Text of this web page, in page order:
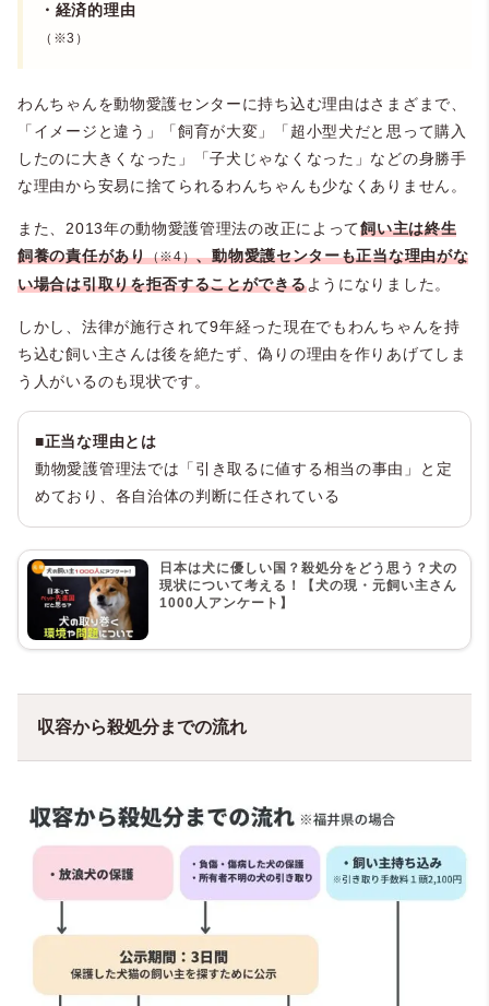
・経済的理由
（※3）
わんちゃんを動物愛護センターに持ち込む理由はさまざまで、
「イメージと違う」「飼育が大変」「超小型犬だと思って購入
したのに大きくなった」「子犬じゃなくなった」などの身勝手
な理由から安易に捨てられるわんちゃんも少なくありません。
また、2013年の動物愛護管理法の改正によって飼い主は終生
飼養の責任があり（※4）、動物愛護センターも正当な理由がな
い場合は引取りを拒否することができるようになりました。
しかし、法律が施行されて9年経った現在でもわんちゃんを持
ち込む飼い主さんは後を絶たず、偽りの理由を作りあげてしま
う人がいるのも現状です。
■正当な理由とは
動物愛護管理法では「引き取るに値する相当の事由」と定
めており、各自治体の判断に任されている
日本は犬に優しい国？殺処分をどう思う？犬の
現状について考える！【犬の現・元飼い主さん
1000人アンケート】
収容から殺処分までの流れ